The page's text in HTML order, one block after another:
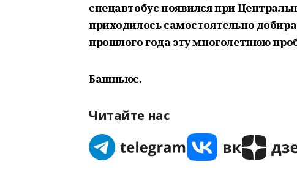
спецавтобус появился при
приходилось самостоятельно
прошлого года эту многолетнюю
Башньюс.
Читайте нас